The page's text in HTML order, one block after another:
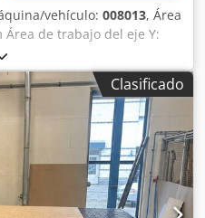
vehículo: 008013, Área
de trabajo del eje Y:
soportes de consola de
13,2 kW Número de
máxima del filo: 60 mm
16 Número de
Dcodpfxswuz Ekj Ab Ask
Clasificado